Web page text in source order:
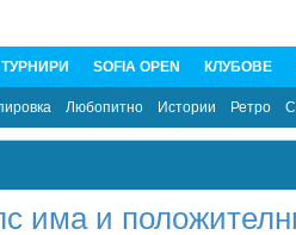
ТУРНИРИ SOFIA OPEN КЛУБОВЕ
Любопитно Истории Ретро
има и